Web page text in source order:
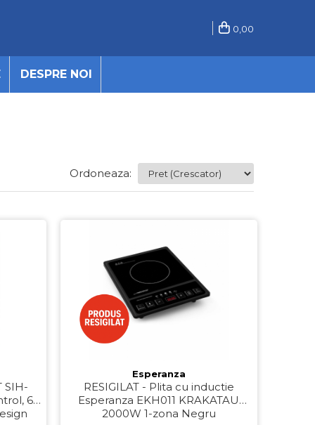
0,00
DESPRE NOI
Ordoneaza:
SIH-
6
Esperanza
RESIGILAT - Plita cu inductie
Esperanza EKH011 KRAKATAU
2000W 1-zona Negru